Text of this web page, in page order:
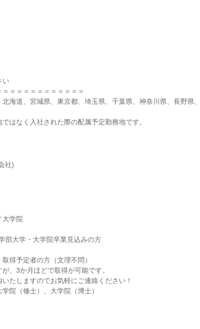
い
＝＝＝＝＝＝＝＝＝＝＝
海道、宮城県、東京都、埼玉県、千葉県、神奈川県、長野県
はなく入社された際の配属予定勤務地です。
社)
大学院
部大学・大学院卒業見込みの方
得予定者の方（文理不問）
、3か月ほどで取得が可能です。
たしますのでお気軽にご連絡ください！
院（修士）、大学院（博士）